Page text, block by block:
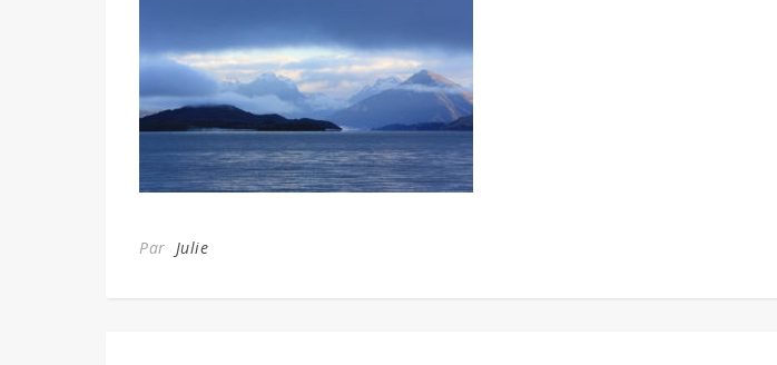
Par Julie